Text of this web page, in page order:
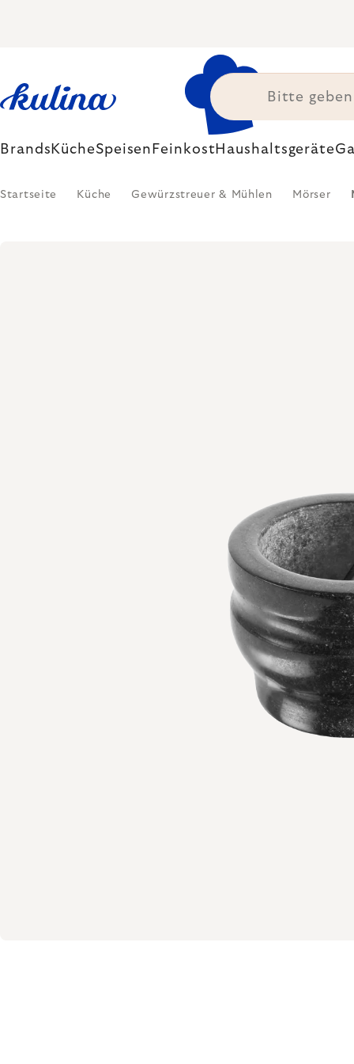
Brands KücheSpeisen FeinkostHaushaltsgeräte
Startseite Küche Gewürzstreuer & Mühlen Mörser